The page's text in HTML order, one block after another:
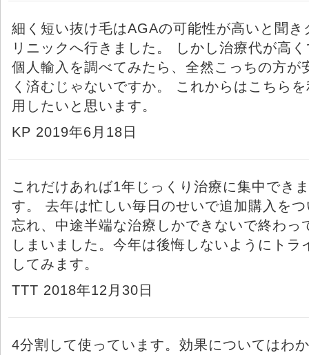
細く短い抜け毛はAGAの可能性が高いと聞き
リニックへ行きました。 しかし治療代が高
個人輸入を調べてみたら、全然こっちの方が
く済むじゃないですか。 これからはこちら
用したいと思います。
KP 2019年6月18日
これだけあれば1年じっくり治療に集中できま
す。 去年は忙しい毎日のせいで追加購入をつ
忘れ、中途半端な治療しかできないで終わっ
しまいました。今年は後悔しないようにトラ
してみます。
TTT 2018年12月30日
4分割して使っています。効果についてはわか